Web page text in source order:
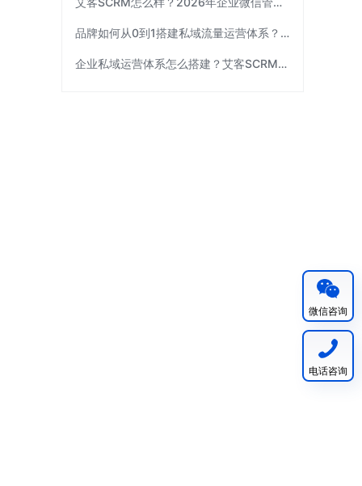
品牌如何从0到1搭建私域流量运营体系？| 艾客SCRM
企业私域运营体系怎么搭建？艾客SCRM拆解三个关键环节
微信咨询
电话咨询